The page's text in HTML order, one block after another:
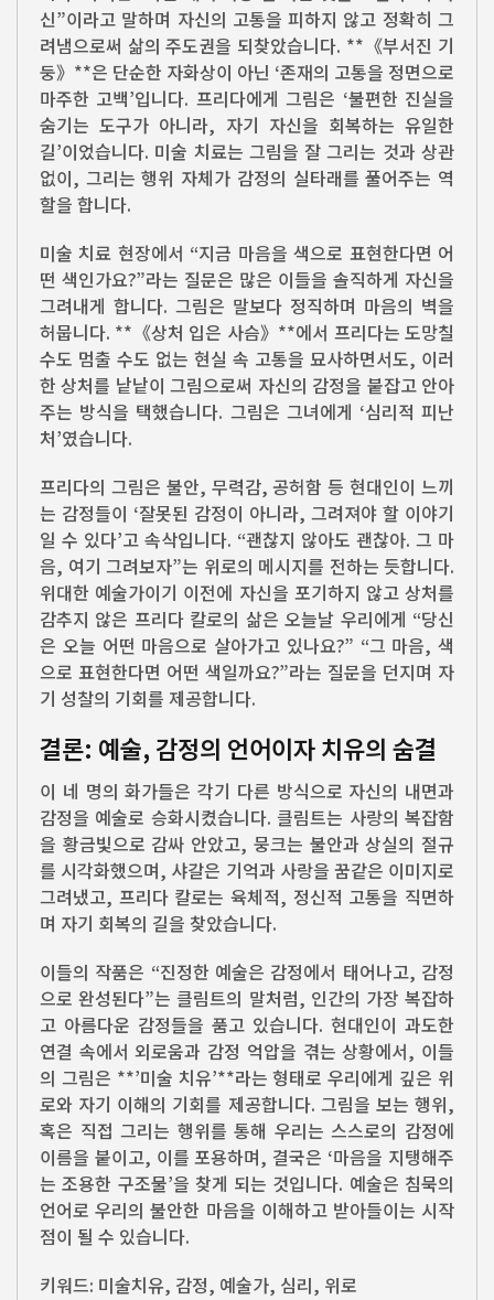
신”이라고 말하며 자신의 고통을 피하지 않고 정확히 그
려냄으로써 삶의 주도권을 되찾았습니다. **《부서진 기
둥》**은 단순한 자화상이 아닌 ‘존재의 고통을 정면으로
마주한 고백’입니다. 프리다에게 그림은 ‘불편한 진실을
숨기는 도구가 아니라, 자기 자신을 회복하는 유일한
길’이었습니다. 미술 치료는 그림을 잘 그리는 것과 상관
없이, 그리는 행위 자체가 감정의 실타래를 풀어주는 역
할을 합니다.
미술 치료 현장에서 “지금 마음을 색으로 표현한다면 어
떤 색인가요?”라는 질문은 많은 이들을 솔직하게 자신을
그려내게 합니다. 그림은 말보다 정직하며 마음의 벽을
허뭅니다. **《상처 입은 사슴》**에서 프리다는 도망칠
수도 멈출 수도 없는 현실 속 고통을 묘사하면서도, 이러
한 상처를 낱낱이 그림으로써 자신의 감정을 붙잡고 안아
주는 방식을 택했습니다. 그림은 그녀에게 ‘심리적 피난
처’였습니다.
프리다의 그림은 불안, 무력감, 공허함 등 현대인이 느끼
는 감정들이 ‘잘못된 감정이 아니라, 그려져야 할 이야기
일 수 있다’고 속삭입니다. “괜찮지 않아도 괜찮아. 그 마
음, 여기 그려보자”는 위로의 메시지를 전하는 듯합니다.
위대한 예술가이기 이전에 자신을 포기하지 않고 상처를
감추지 않은 프리다 칼로의 삶은 오늘날 우리에게 “당신
은 오늘 어떤 마음으로 살아가고 있나요?” “그 마음, 색
으로 표현한다면 어떤 색일까요?”라는 질문을 던지며 자
기 성찰의 기회를 제공합니다.
결론: 예술, 감정의 언어이자 치유의 숨결
이 네 명의 화가들은 각기 다른 방식으로 자신의 내면과
감정을 예술로 승화시켰습니다. 클림트는 사랑의 복잡함
을 황금빛으로 감싸 안았고, 뭉크는 불안과 상실의 절규
를 시각화했으며, 샤갈은 기억과 사랑을 꿈같은 이미지로
그려냈고, 프리다 칼로는 육체적, 정신적 고통을 직면하
며 자기 회복의 길을 찾았습니다.
이들의 작품은 “진정한 예술은 감정에서 태어나고, 감정
으로 완성된다”는 클림트의 말처럼, 인간의 가장 복잡하
고 아름다운 감정들을 품고 있습니다. 현대인이 과도한
연결 속에서 외로움과 감정 억압을 겪는 상황에서, 이들
의 그림은 **’미술 치유’**라는 형태로 우리에게 깊은 위
로와 자기 이해의 기회를 제공합니다. 그림을 보는 행위,
혹은 직접 그리는 행위를 통해 우리는 스스로의 감정에
이름을 붙이고, 이를 포용하며, 결국은 ‘마음을 지탱해주
는 조용한 구조물’을 찾게 되는 것입니다. 예술은 침묵의
언어로 우리의 불안한 마음을 이해하고 받아들이는 시작
점이 될 수 있습니다.
키워드: 미술치유, 감정, 예술가, 심리, 위로